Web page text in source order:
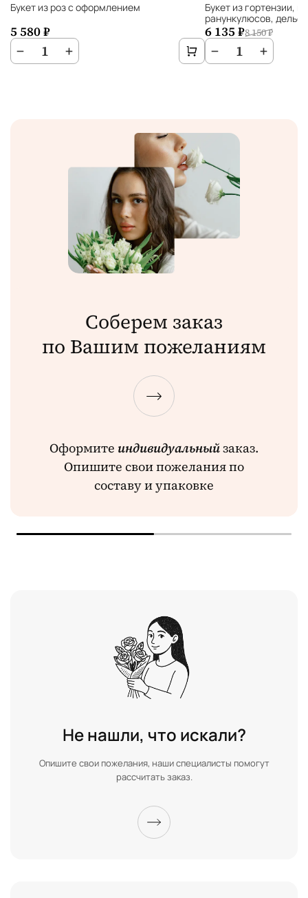
Букет из роз с оформлением
5 580 ₽
− 1 +
Букет из гортензии,
ранункулюсов,
6 135 ₽8 150 ₽
− 1 +
Соберем заказ
по Вашим пожеланиям
Оформите индивидуальныйзаказ.
Опишите свои пожелания по
составу и упаковке
Не нашли, что искали?
Опишите свои пожелания, наши специалисты помогут
рассчитать заказ.